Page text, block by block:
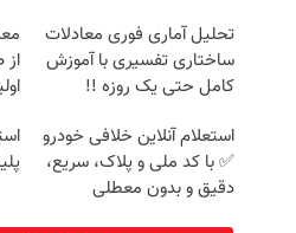
تحلیل آماری فوری معادلات
ساختاری تفسیری با آموزش
کامل حتی یک روزه !!
استعلام آنلاین خلافی خودرو
✅ با کد ملی و پلاک، سریع،
دقیق و بدون معطلی